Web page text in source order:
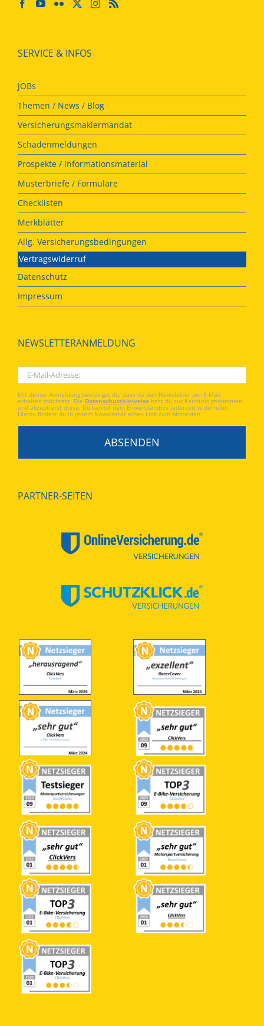
SERVICE & INFOS
JOBs
Themen / News / Blog
Versicherungsmaklermandat
Schadenmeldungen
Prospekte / Informationsmaterial
Musterbriefe / Formulare
Checklisten
Merkblätter
Allg. Versicherungsbedingungen
Vertragswiderruf
Datenschutz
Impressum
NEWSLETTERANMELDUNG
Mit deiner Anmeldung bestätigst du, dass du den Newsletter per E-Mail
erhalten möchtest. Die Datenschutzhinweise hast du zur Kenntnis genommen
und akzeptierst diese. Du kannst dein Einverständnis jederzeit widerrufen.
Hierzu findest du in jedem Newsletter einen Link zum Abmelden.
PARTNER-SEITEN